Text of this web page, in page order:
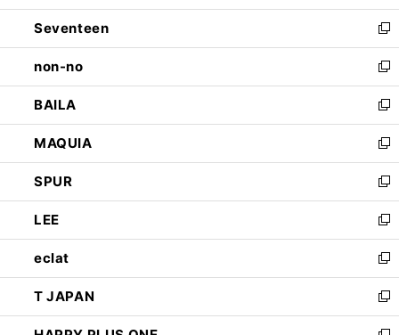
開
く
ウ
で
開
く
ン
ド
ウ
で
開
く
Seventeen
新
し
い
ウ
ィ
ン
ド
ウ
で
開
く
non-no
新
し
い
ウ
ィ
ン
ド
ウ
で
開
く
BAILA
新
し
い
ウ
ィ
ン
ド
ウ
で
開
く
MAQUIA
新
し
い
ウ
ィ
ン
ド
ウ
で
開
SPUR
新
し
い
ウ
ィ
ン
ド
ウ
LEE
新
し
い
ウ
ィ
ン
eclat
新
し
い
ウ
T JAPAN
新
し